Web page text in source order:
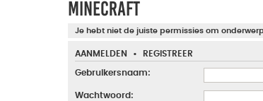
Minecraft
Je hebt niet de juiste permissies om
AANMELDEN • REGISTREER
Gebruikersnaam:
Wachtwoord: